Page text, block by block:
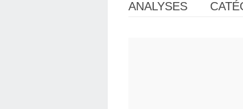
ANALYSES